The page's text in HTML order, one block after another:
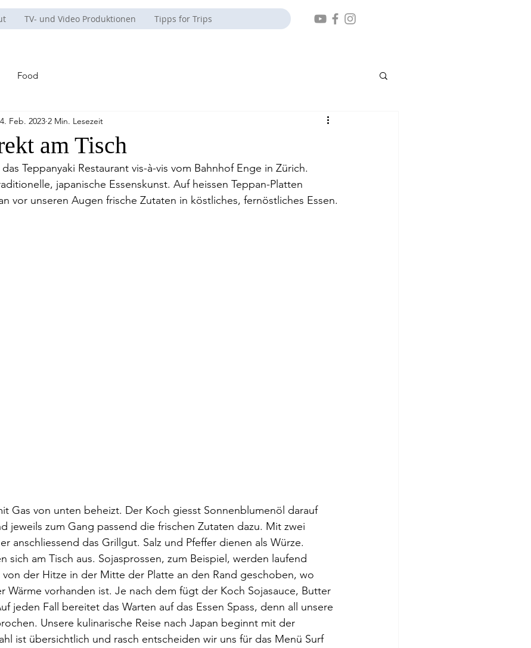
TV- und Video Produktionen Tipps for Trips
Food
am Tisch
Feb. 2023 2 Min. Lesezeit
Teppanyaki Restaurant vis-à-vis vom Bahnhof Enge in Zürich.
japanische Essenskunst. Auf heissen Teppan-Platten
vor unseren Augen frische Zutaten in köstliches, fernöstliches Essen.
Gas von unten beheizt. Der Koch giesst Sonnenblumenöl darauf
jeweils zum Gang passend die frischen Zutaten dazu. Mit zwei
anschliessend das Grillgut. Salz und Pfeffer dienen als Würze.
sich am Tisch aus. Sojasprossen, zum Beispiel, werden laufend
der Hitze in der Mitte der Platte an den Rand geschoben, wo
Wärme vorhanden ist. Je nach dem fügt der Koch Sojasauce, Butter
jeden Fall bereitet das Warten auf das Essen Spass, denn all unsere
Unsere kulinarische Reise nach Japan beginnt mit der
ist übersichtlich und rasch entscheiden wir uns für das Menü Surf